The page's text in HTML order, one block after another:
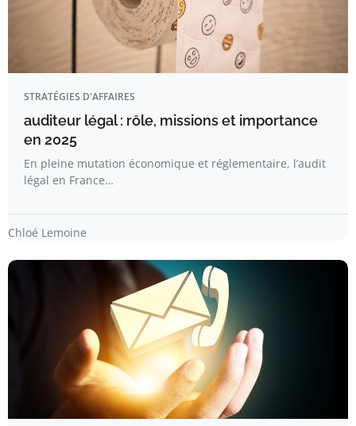
STRATÉGIES D'AFFAIRES
auditeur légal : rôle, missions et importance
en 2025
En pleine mutation économique et réglementaire, l’audit
légal en France…
Chloé Lemoine